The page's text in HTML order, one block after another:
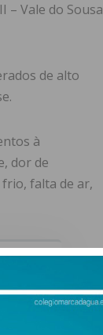
– Vale do Sousa
de alto
à
dor de
falta de ar,